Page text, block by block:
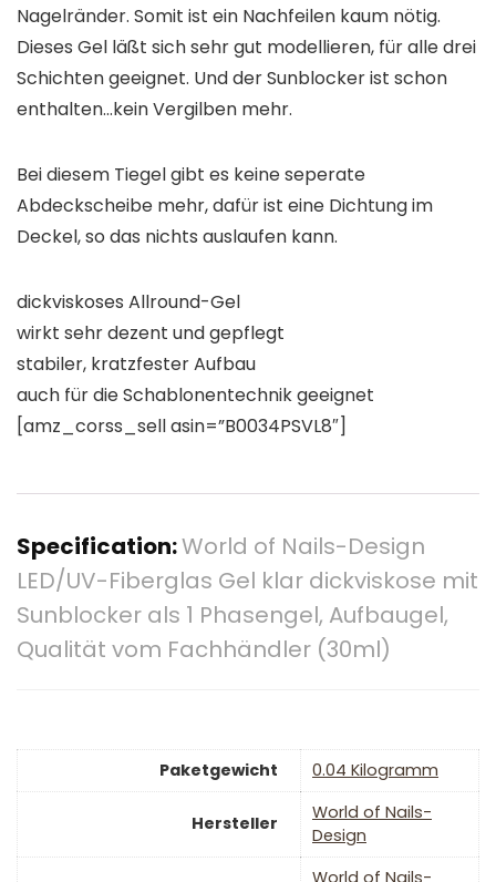
Nagelränder. Somit ist ein Nachfeilen kaum nötig.
Dieses Gel läßt sich sehr gut modellieren, für alle drei
Schichten geeignet. Und der Sunblocker ist schon
enthalten…kein Vergilben mehr.
Bei diesem Tiegel gibt es keine seperate
Abdeckscheibe mehr, dafür ist eine Dichtung im
Deckel, so das nichts auslaufen kann.
dickviskoses Allround-Gel
wirkt sehr dezent und gepflegt
stabiler, kratzfester Aufbau
auch für die Schablonentechnik geeignet
[amz_corss_sell asin=”B0034PSVL8″]
Specification:World of Nails-Design
LED/UV-Fiberglas Gel klar dickviskose mit
Sunblocker als 1 Phasengel, Aufbaugel,
Qualität vom Fachhändler (30ml)
Paketgewicht ‎0.04 Kilogramm
Hersteller
‎World of Nails-
Design